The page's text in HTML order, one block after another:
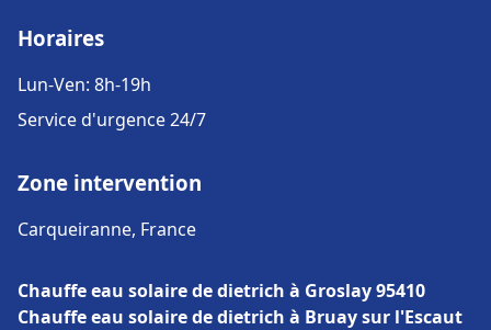
Horaires
Lun-Ven: 8h-19h
Service d'urgence 24/7
Zone intervention
Carqueiranne, France
Chauffe eau solaire de dietrich à Groslay 95410
Chauffe eau solaire de dietrich à Bruay sur l'Escaut